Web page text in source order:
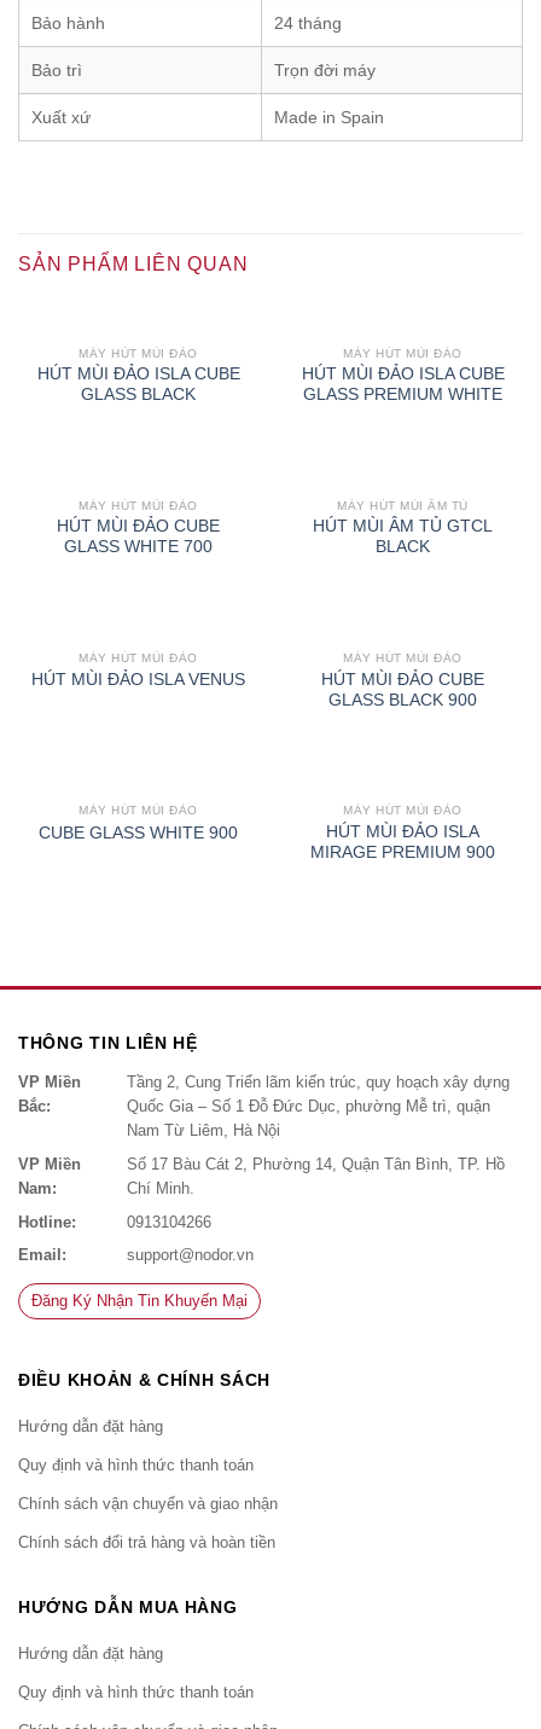
Bảo hành 24 tháng
Bảo trì Trọn đời máy
Xuất xứ Made in Spain
SẢN PHẨM LIÊN QUAN
MÁY HÚT MÙI ĐẢO
HÚT MÙI ĐẢO ISLA CUBE
GLASS BLACK
MÁY HÚT MÙI ĐẢO
HÚT MÙI ĐẢO ISLA CUBE
GLASS PREMIUM WHITE
MÁY HÚT MÙI ĐẢO
HÚT MÙI ĐẢO CUBE
GLASS WHITE 700
MÁY HÚT MÙI ÂM TỦ
HÚT MÙI ÂM TỦ GTCL
BLACK
MÁY HÚT MÙI ĐẢO
HÚT MÙI ĐẢO ISLA VENUS
MÁY HÚT MÙI ĐẢO
HÚT MÙI ĐẢO CUBE
GLASS BLACK 900
MÁY HÚT MÙI ĐẢO
CUBE GLASS WHITE 900
MÁY HÚT MÙI ĐẢO
HÚT MÙI ĐẢO ISLA
MIRAGE PREMIUM 900
THÔNG TIN LIÊN HỆ
VP Miền
Bắc:
Tầng 2, Cung Triển lãm kiến trúc, quy hoạch xây dựng
Quốc Gia – Số 1 Đỗ Đức Dục, phường Mễ trì, quận
Nam Từ Liêm, Hà Nội
VP Miền
Nam:
Số 17 Bàu Cát 2, Phường 14, Quận Tân Bình, TP. Hồ
Chí Minh.
Hotline:
0913104266
Email:
support@nodor.vn
Đăng Ký Nhận Tin Khuyến Mại
ĐIỀU KHOẢN & CHÍNH SÁCH
Hướng dẫn đặt hàng
Quy định và hình thức thanh toán
Chính sách vận chuyển và giao nhận
Chính sách đổi trả hàng và hoàn tiền
HƯỚNG DẪN MUA HÀNG
Hướng dẫn đặt hàng
Quy định và hình thức thanh toán